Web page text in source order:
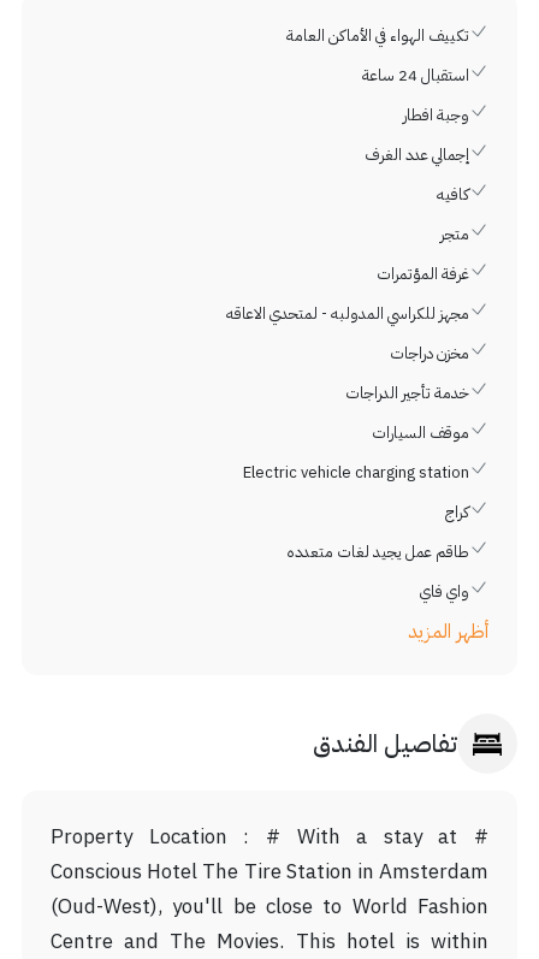
تكييف الهواء في الأماكن العامة
استقبال 24 ساعة
وجبة افطار
إجمالي عدد الغرف
كافيه
متجر
غرفة المؤتمرات
مجهز للكراسي المدولبه - لمتحدي الاعاقه
مخزن دراجات
خدمة تأجير الدراجات
موقف السيارات
Electric vehicle charging station
كراج
طاقم عمل يجيد لغات متعدده
واي فاي
أظهر المزيد
تفاصيل الفندق
# Property Location : # With a stay at
Conscious Hotel The Tire Station in Amsterdam
(Oud-West), you'll be close to World Fashion
Centre and The Movies. This hotel is within